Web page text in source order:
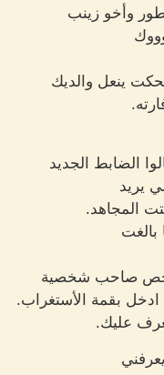
وأخو زينب
ينعل والديك
الضابط الجديد
يريد
المجاهد.
صاحب شخصية
ادخل بقمة الأستغراب.
عليك.